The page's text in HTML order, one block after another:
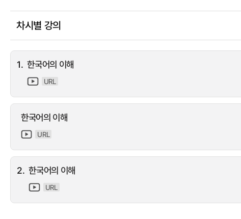
차시별 강의
1. 한국어의 이해
URL
한국어의 이해
URL
2. 한국어의 이해
URL